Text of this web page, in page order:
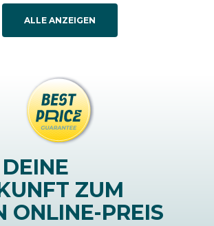
ALLE ANZEIGEN
ZUM
ONLINE-PREIS